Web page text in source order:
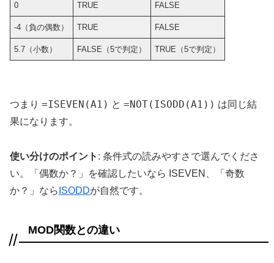
0 TRUE FALSE
-4（負の偶数） TRUE FALSE
5.7（小数） FALSE（5で判定） TRUE（5で判定）
つまり =ISEVEN(A1) と =NOT(ISODD(A1)) は同じ結
果になります。
使い分けのポイント : 条件式の読みやすさで選んでくださ
い。「偶数か？」を確認したいなら ISEVEN、「奇数
か？」なら ISODDが自然です。
MOD関数との違い